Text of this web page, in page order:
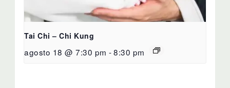
Tai Chi – Chi Kung
agosto 18 @ 7:30 pm -8:30 pm